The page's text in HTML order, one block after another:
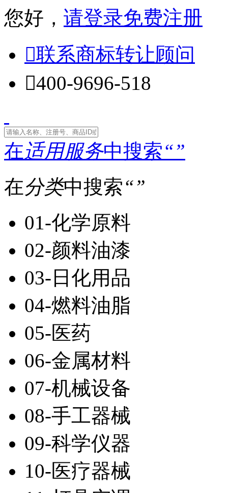
您好， 请登录免费注册
联系商标转让顾问
400-9696-518
在适用服务中搜索“”
在分类中搜索“”
01-化学原料
02-颜料油漆
03-日化用品
04-燃料油脂
05-医药
06-金属材料
07-机械设备
08-手工器械
09-科学仪器
10-医疗器械